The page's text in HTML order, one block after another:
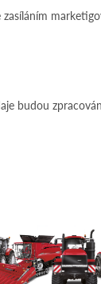
zasíláním
budou